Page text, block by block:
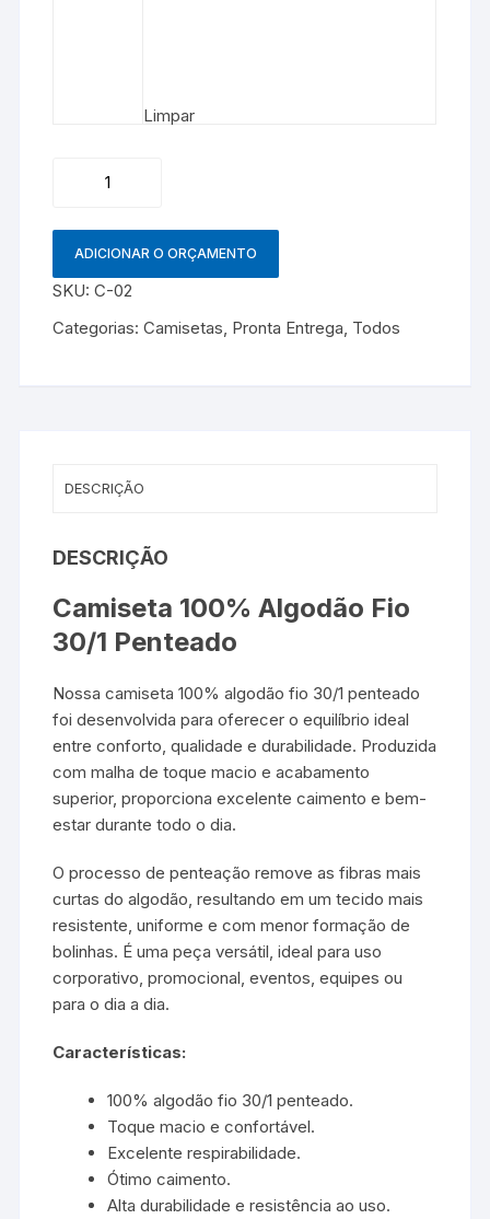
Limpar
quantidade
ADICIONAR O ORÇAMENTO
SKU:C-02
Categorias:Camisetas, Pronta Entrega, Todos
DESCRIÇÃO
DESCRIÇÃO
Camiseta 100% Algodão Fio
30/1 Penteado
Nossa camiseta 100% algodão fio 30/1 penteado
foi desenvolvida para oferecer o equilíbrio ideal
entre conforto, qualidade e durabilidade. Produzida
com malha de toque macio e acabamento
superior, proporciona excelente caimento e bem-
estar durante todo o dia.
O processo de penteação remove as fibras mais
curtas do algodão, resultando em um tecido mais
resistente, uniforme e com menor formação de
bolinhas. É uma peça versátil, ideal para uso
corporativo, promocional, eventos, equipes ou
para o dia a dia.
Características:
100% algodão fio 30/1 penteado.
Toque macio e confortável.
Excelente respirabilidade.
Ótimo caimento.
Alta durabilidade e resistência ao uso.